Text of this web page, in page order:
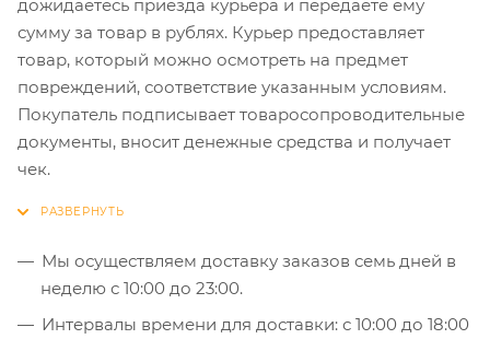
дожидаетесь приезда курьера и передаёте ему
сумму за товар в рублях. Курьер предоставляет
товар, который можно осмотреть на предмет
повреждений, соответствие указанным условиям.
Покупатель подписывает товаросопроводительные
документы, вносит денежные средства и получает
чек.
Мы осуществляем доставку заказов семь дней в
неделю с 10:00 до 23:00.
Интервалы времени для доставки: с 10:00 до 18:00